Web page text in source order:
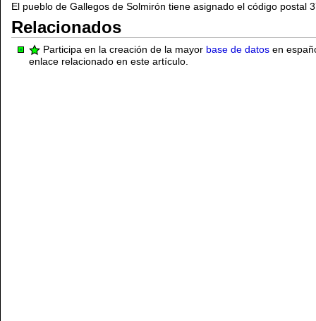
El pueblo de Gallegos de Solmirón tiene asignado el código postal
Relacionados
Participa en la creación de la mayor base de datos en
enlace relacionado en este artículo.